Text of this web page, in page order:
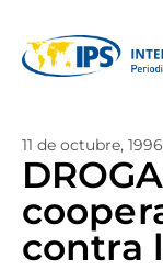
11 de octubre, 1996
contra